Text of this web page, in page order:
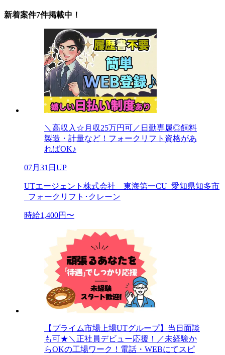
新着案件7件掲載中！
＼高収入☆月収25万円可／日勤専属◎飼料
製造・計量など！フォークリフト資格があ
ればOK♪
07月31日UP
UTエージェント株式会社 東海第一CU_愛知県知多市
_フォークリフト･クレーン
時給1,400円〜
【プライム市場上場UTグループ】当日面談
も可★＼正社員デビュー応援！／未経験か
らOKの工場ワーク！電話・WEBにてスピ